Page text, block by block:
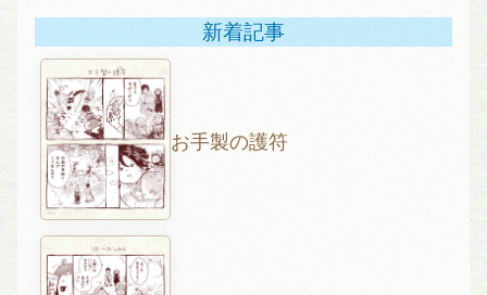
新着記事
お手製の護符